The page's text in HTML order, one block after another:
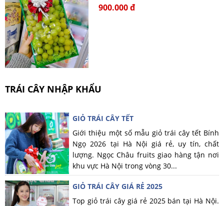
900.000 đ
TRÁI CÂY NHẬP KHẨU
GIỎ TRÁI CÂY TẾT
Giới thiệu một số mẫu giỏ trái cây tết Bính
Ngọ 2026 tại Hà Nội giá rẻ, uy tín, chất
lượng. Ngọc Châu fruits giao hàng tận nơi
khu vực Hà Nội trong vòng 30...
GIỎ TRÁI CÂY GIÁ RẺ 2025
Top giỏ trái cây giá rẻ 2025 bán tại Hà Nội.